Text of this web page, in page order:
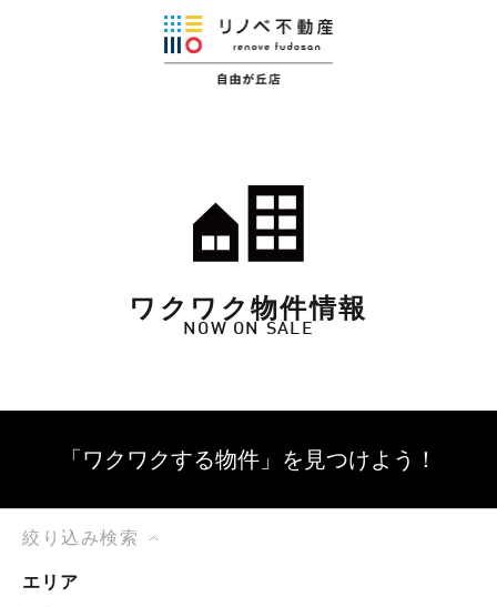
ワクワク物件情報
NOW ON SALE
「ワクワクする物件」を 見つけよう！
絞り込み検索
エリア